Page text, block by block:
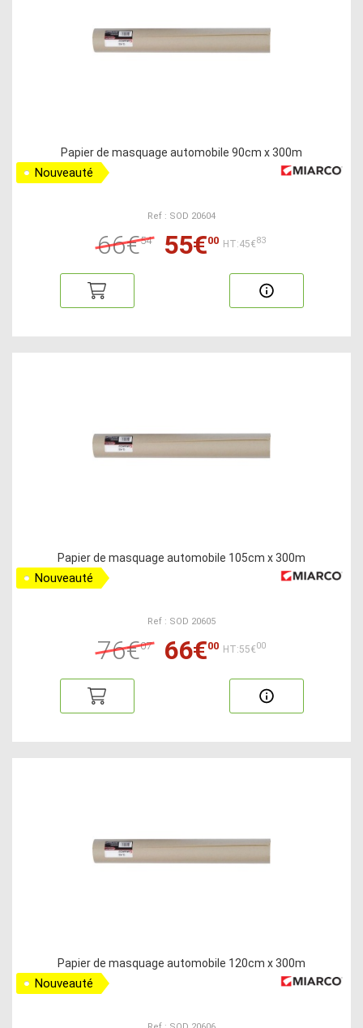
Papier de masquage automobile 90cm x 300m
Nouveauté
Ref : SOD 20604
66€54 55€00 HT:45€83
Papier de masquage automobile 105cm x 300m
Nouveauté
Ref : SOD 20605
76€07 66€00 HT:55€00
Papier de masquage automobile 120cm x 300m
Nouveauté